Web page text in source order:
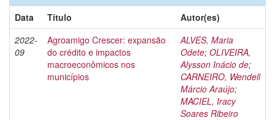
Data
Título
Autor(es)
2022-
09
Agroamigo Crescer: expansão
do crédito e impactos
macroeconômicos nos
municípios
ALVES, Maria
Odete; OLIVEIRA,
Alysson Inácio de;
CARNEIRO, Wendell
Márcio Araújo;
MACIEL, Iracy
Soares Ribeiro